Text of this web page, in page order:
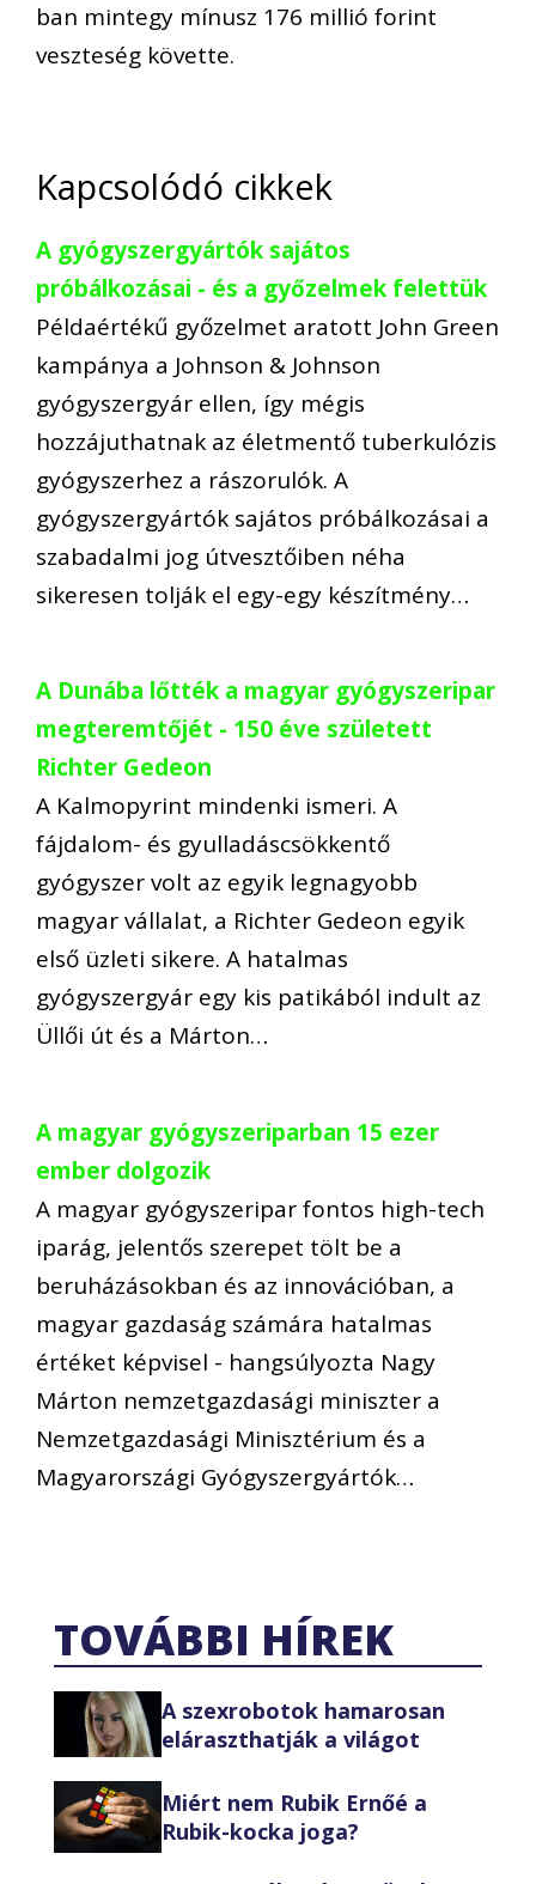
ban mintegy mínusz 176 millió forint
veszteség követte.
Kapcsolódó cikkek
A gyógyszergyártók sajátos
próbálkozásai - és a győzelmek felettük
Példaértékű győzelmet aratott John Green
kampánya a Johnson & Johnson
gyógyszergyár ellen, így mégis
hozzájuthatnak az életmentő tuberkulózis
gyógyszerhez a rászorulók. A
gyógyszergyártók sajátos próbálkozásai a
szabadalmi jog útvesztőiben néha
sikeresen tolják el egy-egy készítmény…
A Dunába lőtték a magyar gyógyszeripar
megteremtőjét - 150 éve született
Richter Gedeon
A Kalmopyrint mindenki ismeri. A
fájdalom- és gyulladáscsökkentő
gyógyszer volt az egyik legnagyobb
magyar vállalat, a Richter Gedeon egyik
első üzleti sikere. A hatalmas
gyógyszergyár egy kis patikából indult az
Üllői út és a Márton…
A magyar gyógyszeriparban 15 ezer
ember dolgozik
A magyar gyógyszeripar fontos high-tech
iparág, jelentős szerepet tölt be a
beruházásokban és az innovációban, a
magyar gazdaság számára hatalmas
értéket képvisel - hangsúlyozta Nagy
Márton nemzetgazdasági miniszter a
Nemzetgazdasági Minisztérium és a
Magyarországi Gyógyszergyártók…
TOVÁBBI HÍREK
A szexrobotok hamarosan
eláraszthatják a világot
Miért nem Rubik Ernőé a
Rubik-kocka joga?